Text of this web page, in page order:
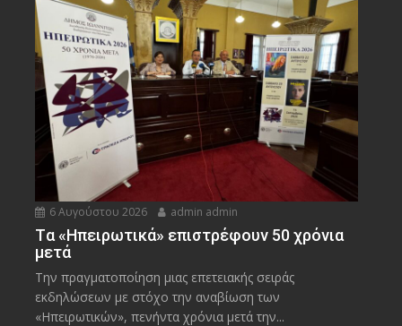
6 Αυγούστου 2026 admin admin
Tα «Ηπειρωτικά» επιστρέφουν 50 χρόνια
μετά
Την πραγματοποίηση μιας επετειακής σειράς
εκδηλώσεων με στόχο την αναβίωση των
«Ηπειρωτικών», πενήντα χρόνια μετά την...